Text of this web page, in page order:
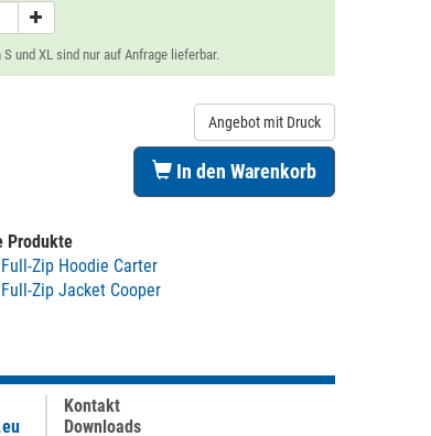
S und XL sind nur auf Anfrage lieferbar.
Angebot mit Druck
In den Warenkorb
Produkte
Zip Hoodie Carter
Zip Jacket Cooper
Kontakt
Downloads